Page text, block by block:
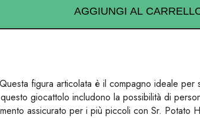
AGGIUNGI AL
figura articolata è il compagno ideale
giocattolo includono la possibilità di
assicurato per i più piccoli con Sr. Potato